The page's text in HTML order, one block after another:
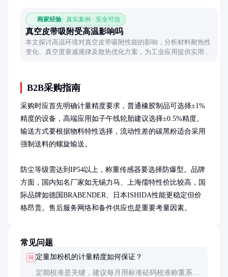
商家经验 真实案例 · 安全可信
真空皮带吸附受高温影响吗
本文探讨高温环境对真空皮带吸附性能的影响，分析材料耐热性
变化、真空度衰减规律及散热优化方案，为工业应用提供实用参
B2B采购指南
采购时应首先明确计量精度要求，普通橡胶制品可选择±1%
精度的设备，高端应用如子午线轮胎建议选择±0.5%精度。
输送方式要根据物料特性选择，流动性差的碳黑粉适合采用
强制送料的螺旋输送。
防尘等级需达到IP54以上，称重传感器要选择防爆型。品牌
方面，国内知名厂家如无锡力马、上海儒特性价比较高，国
际品牌如德国BRABENDER、日本ISHIDA性能更稳定但价
格昂贵。售后服务网络和备件供应也是重要考量因素。
常见问题
问 定量加粉机的计量精度如何保证？
定期校准是关键，建议每月用标准砝码校准称重系